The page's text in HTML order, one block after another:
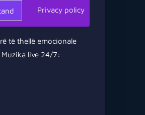
të thellë emocionale
Muzika live 24/7: